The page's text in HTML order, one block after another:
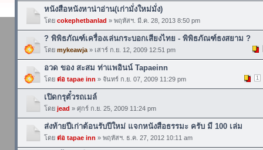
หนังสือหนังหาน่าอ่าน(เก่ามั่งใหม่มั่ง)
โดย cokephetbanlad » พฤหัสฯ. มี.ค. 28, 2013 8:50 pm
? พิพิธภัณฑ์เครื่องเล่นกระบอกเสียงไทย - พิพิธภัณฑ์ธงสยาม ?
โดย mykeawja» เสาร์ ก.ย. 12, 2009 12:51 pm
อวด ของ สะสม ท่าแพอินน์ Tapaeinn
1
โดย ต่อ tapae inn » จันทร์ ก.ย. 07, 2009 11:29 pm
เปิดกรุตั๋วรถเมล์
โดย jead » ศุกร์ ก.ย. 25, 2009 11:24 pm
ส่งท้ายปีเก่าต้อนรับปีใหม่ แจกหนังสือธรรมะ ครับ มี 100 เล่ม
โดย ต่อ tapae inn » พฤหัสฯ. ธ.ค. 27, 2012 10:11 am